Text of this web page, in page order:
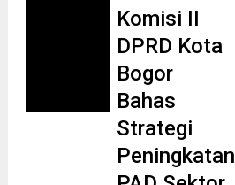
Komisi II
DPRD Kota
Bogor
Bahas
Strategi
Peningkatan